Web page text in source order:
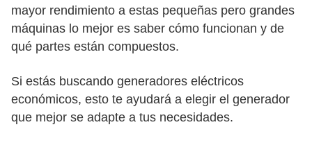
mayor rendimiento a estas pequeñas pero grandes
máquinas lo mejor es saber cómo funcionan y de
qué partes están compuestos.
Si estás buscando generadores eléctricos
económicos, esto te ayudará a elegir el generador
que mejor se adapte a tus necesidades.